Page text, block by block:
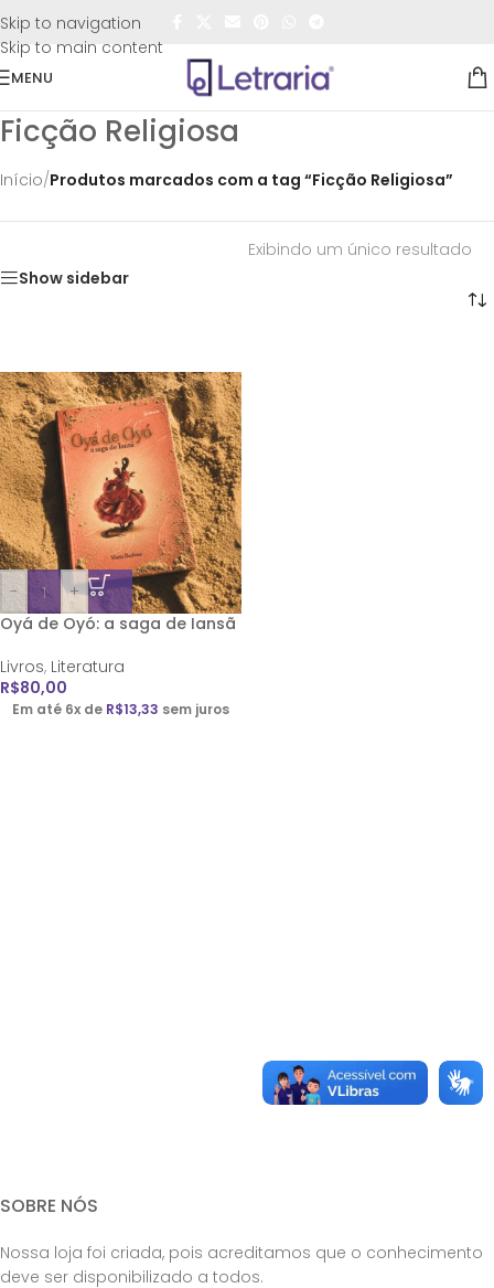
Skip to navigation
Skip to main content
FRETE GRÁTIS
MENU
Ficção Religiosa
Início/Produtos marcados com a tag “Ficção Religiosa”
Show sidebar
Exibindo um único resultado
-
+
Oyá de Oyó: a saga de Iansã
Livros, Literatura
R$80,00
Em até 6x de R$13,33 sem juros
SOBRE NÓS
Nossa loja foi criada, pois acreditamos que o conhecimento
deve ser disponibilizado a todos.